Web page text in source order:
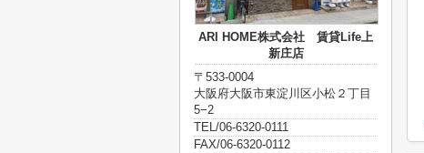
ARI HOME株式会社 賃貸Life上
新庄店
〒533-0004
大阪府大阪市東淀川区小松２丁目
5−2
TEL/06-6320-0111
FAX/06-6320-0112